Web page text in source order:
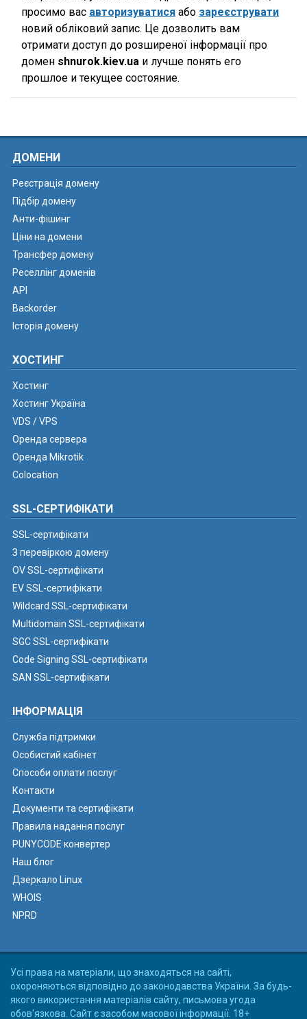
просимо вас авторизуватися або зареєструвати
новий обліковий запис. Це дозволить вам
отримати доступ до розширеної інформації про
домен shnurok.kiev.ua и лучше понять его
прошлое и текущее состояние.
ДОМЕНИ
Реєстрація домену
Підбір домену
Анти-фішинг
Ціни на домени
Трансфер домену
Реселлінг доменів
API
Backorder
Історія домену
ХОСТИНГ
Хостинг
Хостинг Україна
VDS / VPS
Оренда сервера
Оренда Mikrotik
Colocation
SSL-СЕРТИФІКАТИ
SSL-сертифікати
З перевіркою домену
OV SSL-сертифікати
EV SSL-сертифікати
Wildcard SSL-сертифікати
Multidomain SSL-сертифікати
SGC SSL-сертифікати
Code Signing SSL-сертифікати
SAN SSL-сертифікати
ІНФОРМАЦІЯ
Служба підтримки
Особистий кабінет
Способи оплати послуг
Контакти
Документи та сертифікати
Правила надання послуг
PUNYCODE конвертер
Наш блог
Дзеркало Linux
WHOIS
NPRD
Усі права на матеріали, що знаходяться на сайті,
охороняються відповідно до законодавства України. За будь-
якого використання матеріалів сайту, письмова угода
обов'язкова. Сайт є засобом масової інформації. 18+